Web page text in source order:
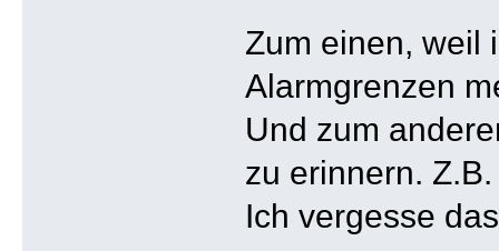
Zum einen, weil
Alarmgrenzen
Und zum
zu erinnern.
Ich vergesse